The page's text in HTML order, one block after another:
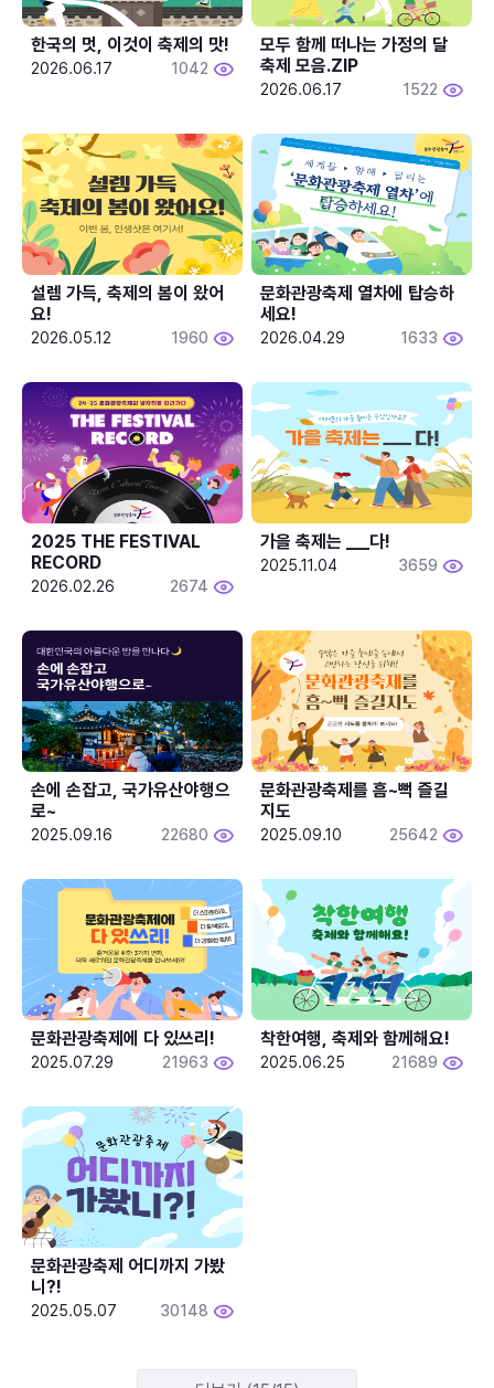
한국의 멋, 이것이 축제의 맛!
2026.06.17 1042
모두 함께 떠나는 가정의 달
축제 모음.ZIP
2026.06.17 1522
설렘 가득, 축제의 봄이 왔어
요!
2026.05.12 1960
문화관광축제 열차에 탑승하
세요!
2026.04.29 1633
2025 THE FESTIVAL
RECORD
2026.02.26 2674
2025.11.04 3659
손에 손잡고, 국가유산야행으
로~
2025.09.16 22680
문화관광축제를 흠~뻑 즐길
지도
2025.09.10 25642
문화관광축제에 다 있쓰리!
2025.07.29 21963
착한여행, 축제와 함께해요!
2025.06.25 21689
문화관광축제 어디까지 가봤
니?!
2025.05.07 30148